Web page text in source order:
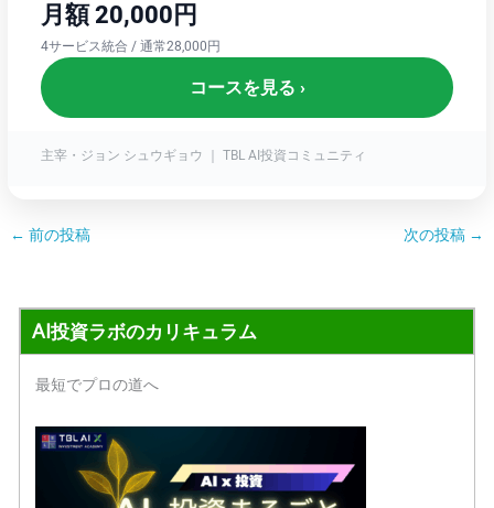
月額 20,000円
4サービス統合 / 通常28,000円
コースを見る ›
主宰・ジョン シュウギョウ ｜ TBL AI投資コミュニティ
← 前の投稿 次の投稿 →
AI投資ラボのカリキュラム
最短でプロの道へ